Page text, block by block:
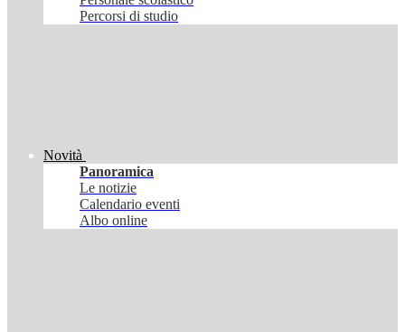
Percorsi di studio
Novità
Panoramica
Le notizie
Calendario eventi
Albo online